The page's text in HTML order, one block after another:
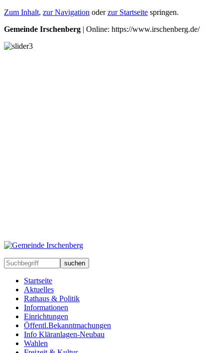
Zum Inhalt, zur Navigation oderzur Startseite springen.
Gemeinde Irschenberg | Online: https://www.irschenberg.de/
suchen
Startseite
Aktuelles
Rathaus & Politik
Informationen
Einrichtungen
Öffentl.Bekanntmachungen
Info Kläranlagen-Neubau
Wahlen